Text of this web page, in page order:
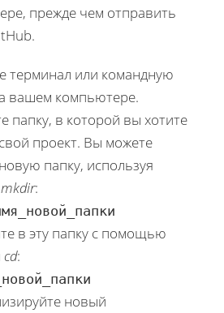
прежде чем отправить
терминал или командную
вашем компьютере.
папку, в которой вы хотите
проект. Вы можете
папку, используя
mkdir:
в эту папку с помощью
cd:
новый